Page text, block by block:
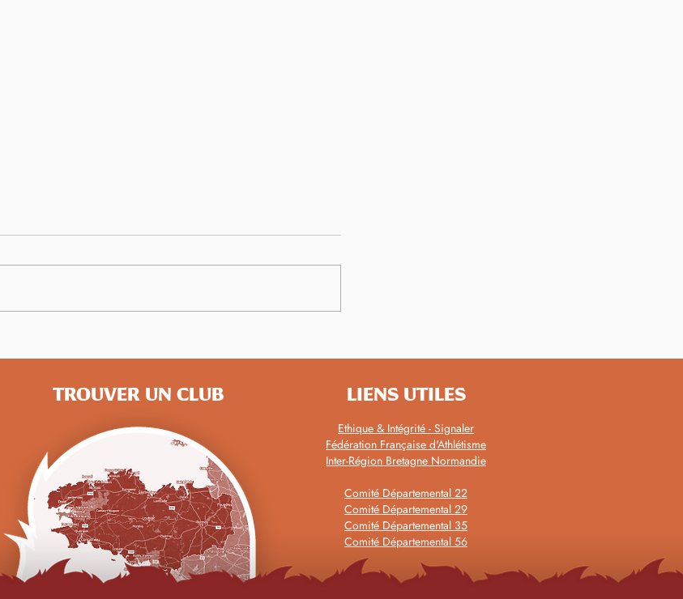
Master : 14 bretons médaillés
Bretagne sous la chaleur avec
LIENS UTILES
Ethique & Intégrité - Signaler
Fédération Française d'Athlétisme
Inter-Région Bretagne Normandie
Comité Départemental 22
Comité Départemental 29
Comité Départemental 35
Comité Départemental 56
TROUVER UN CLUB